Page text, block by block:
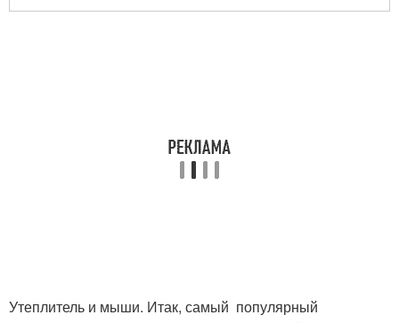
Утеплитель и мыши. Итак, самый популярный